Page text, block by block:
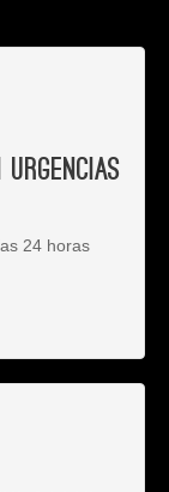
Urgencias
24 horas